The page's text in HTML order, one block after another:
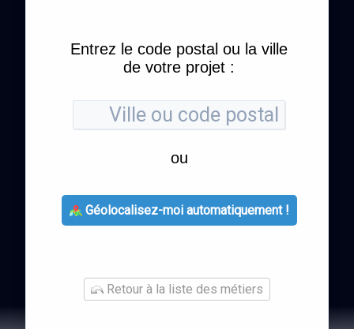
Entrez le code postal ou la ville
de votre projet :
ou
Géolocalisez-moi automatiquement !
Retour à la liste des métiers